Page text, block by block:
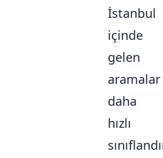
İstanbul
içinde
gelen
aramalar
daha
hızlı